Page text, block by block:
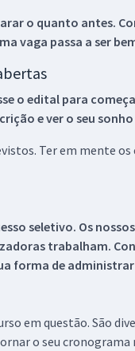
o quanto antes.
vaga passa a ser
o edital para
e ver o seu
Ter em mente
seletivo. Os
trabalham.
forma de
em questão. São
o seu